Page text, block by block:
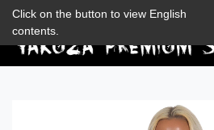
Zum Blog
Click on the button to view English
contents.